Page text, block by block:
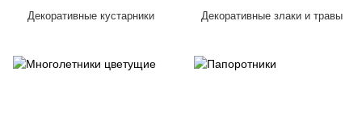
Декоративные кустарники Декоративные злаки и травы